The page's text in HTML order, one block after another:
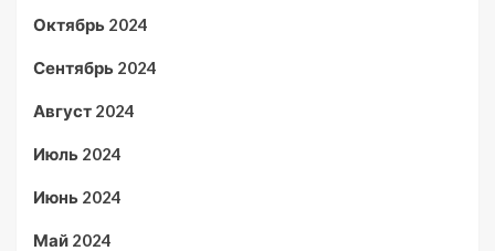
Октябрь 2024
Сентябрь 2024
Август 2024
Июль 2024
Июнь 2024
Май 2024